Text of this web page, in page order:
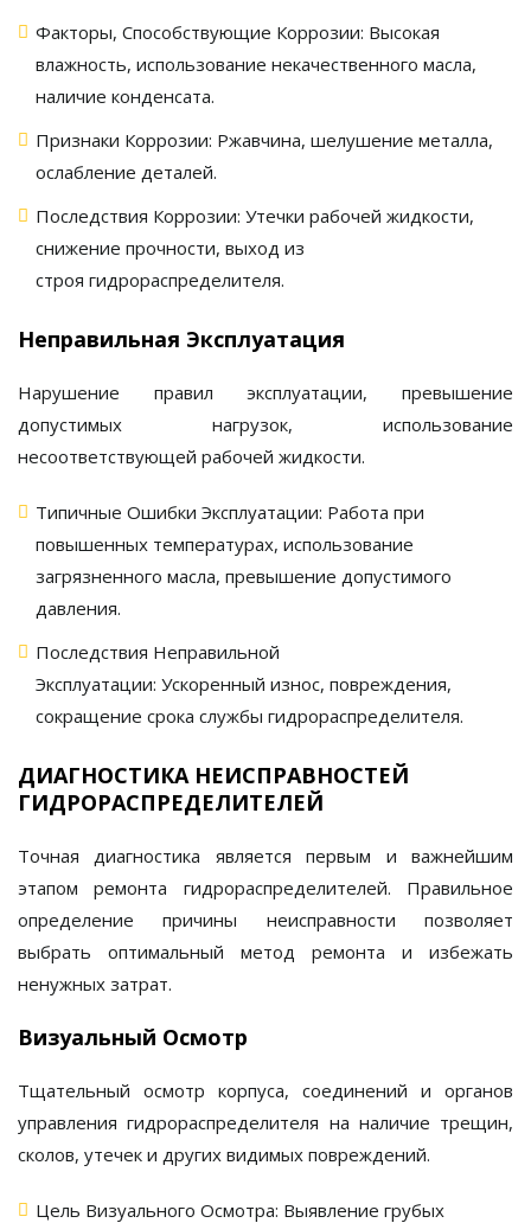
Факторы, Способствующие Коррозии: Высокая
влажность, использование некачественного масла,
наличие конденсата.
Признаки Коррозии: Ржавчина, шелушение металла,
ослабление деталей.
Последствия Коррозии: Утечки рабочей жидкости,
снижение прочности, выход из
строя гидрораспределителя.
Неправильная Эксплуатация
Нарушение правил эксплуатации, превышение
допустимых нагрузок, использование
несоответствующей рабочей жидкости.
Типичные Ошибки Эксплуатации: Работа при
повышенных температурах, использование
загрязненного масла, превышение допустимого
давления.
Последствия Неправильной
Эксплуатации: Ускоренный износ, повреждения,
сокращение срока службы гидрораспределителя.
ДИАГНОСТИКА НЕИСПРАВНОСТЕЙ
ГИДРОРАСПРЕДЕЛИТЕЛЕЙ
Точная диагностика является первым и важнейшим
этапомремонта гидрораспределителей. Правильное
определение причины неисправности позволяет
выбрать оптимальный метод ремонта и избежать
ненужных затрат.
Визуальный Осмотр
Тщательный осмотр корпуса, соединений и органов
управлениягидрораспределителя на наличие трещин,
сколов, утечек и других видимых повреждений.
Цель Визуального Осмотра: Выявление грубых